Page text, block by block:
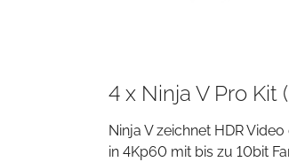
4 x Ninja V Pro
Ninja V zeichnet HDR
in 4Kp60 mit bis zu 10bit